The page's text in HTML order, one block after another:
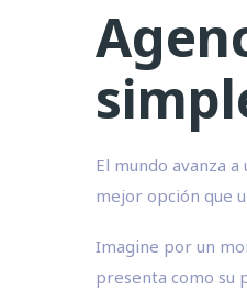
El mundo avanza
mejor opción que
Imagine por un
presenta como su